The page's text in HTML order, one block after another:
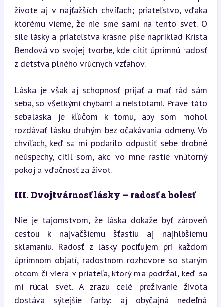
živote aj v najťažších chvíľach; priateľstvo, vďaka
ktorému vieme, že nie sme sami na tento svet. O
sile lásky a priateľstva krásne píše napríklad Krista
Bendová vo svojej tvorbe, kde cítiť úprimnú radosť
z detstva plného vrúcnych vzťahov.
Láska je však aj schopnosť prijať a mať rád sám
seba, so všetkými chybami a neistotami. Práve táto
sebaláska je kľúčom k tomu, aby som mohol
rozdávať lásku druhým bez očakávania odmeny. Vo
chvíľach, keď sa mi podarilo odpustiť sebe drobné
neúspechy, cítil som, ako vo mne rastie vnútorný
pokoj a vďačnosť za život.
III. Dvojtvárnosť lásky – radosť a bolesť
Nie je tajomstvom, že láska dokáže byť zároveň
cestou k najväčšiemu šťastiu aj najhlbšiemu
sklamaniu. Radosť z lásky pociťujem pri každom
úprimnom objatí, radostnom rozhovore so starým
otcom či viera v priateľa, ktorý ma podržal, keď sa
mi rúcal svet. A zrazu celé prežívanie života
dostáva sýtejšie farby: aj obyčajná nedeľná